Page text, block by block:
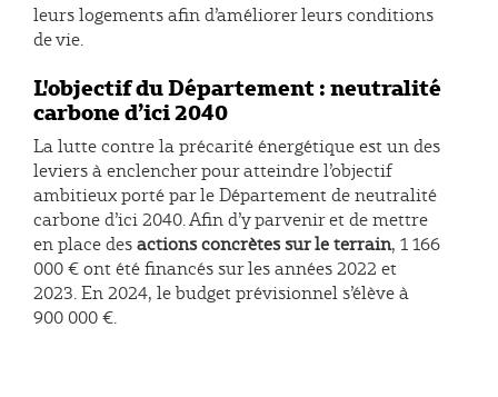
leurs logements afin d’améliorer leurs conditions
de vie.
L'objectif du Département : neutralité
carbone d’ici 2040
La lutte contre la précarité énergétique est un des
leviers à enclencher pour atteindre l’objectif
ambitieux porté par le Département de neutralité
carbone d’ici 2040. Afin d’y parvenir et de mettre
en place desactions concrètes sur le terrain, 1 166
000 € ont été financés sur les années 2022 et
2023. En 2024, le budget prévisionnel s’élève à
900 000 €.